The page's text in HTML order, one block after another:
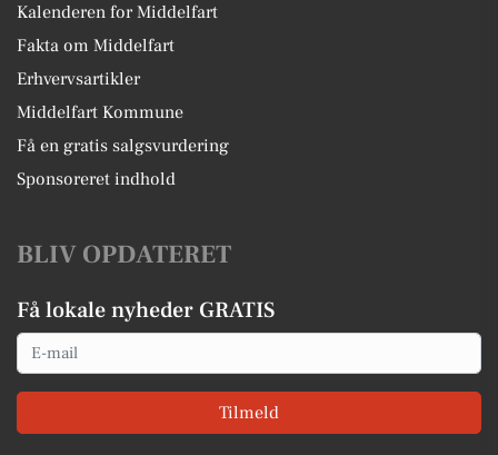
Kalenderen for Middelfart
Fakta om Middelfart
Erhvervsartikler
Middelfart Kommune
Få en gratis salgsvurdering
Sponsoreret indhold
BLIV OPDATERET
Få lokale nyheder GRATIS
Email
Tilmeld